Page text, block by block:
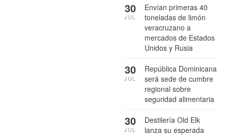
Envían primeras 40
toneladas de limón
veracruzano a
mercados de Estados
Unidos y Rusia
30
JUL
República Dominicana
será sede de cumbre
regional sobre
seguridad alimentaria
30
JUL
Destilería Old Elk
lanza su esperada
30
JUL